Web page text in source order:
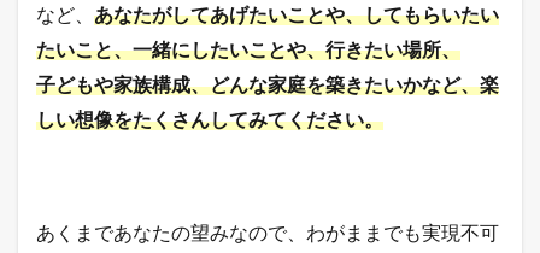
など、 あなたがしてあげたいことや、してもらいたい
たいこと、一緒にしたいことや、行きたい場所、
子どもや家族構成、どんな家庭を築きたいかなど、楽
しい想像をたくさんしてみてください。
あくまであなたの望みなので、わがままでも実現不可